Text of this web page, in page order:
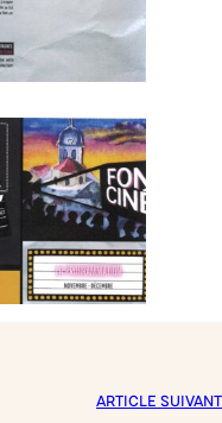
ARTICLE SUIVANT